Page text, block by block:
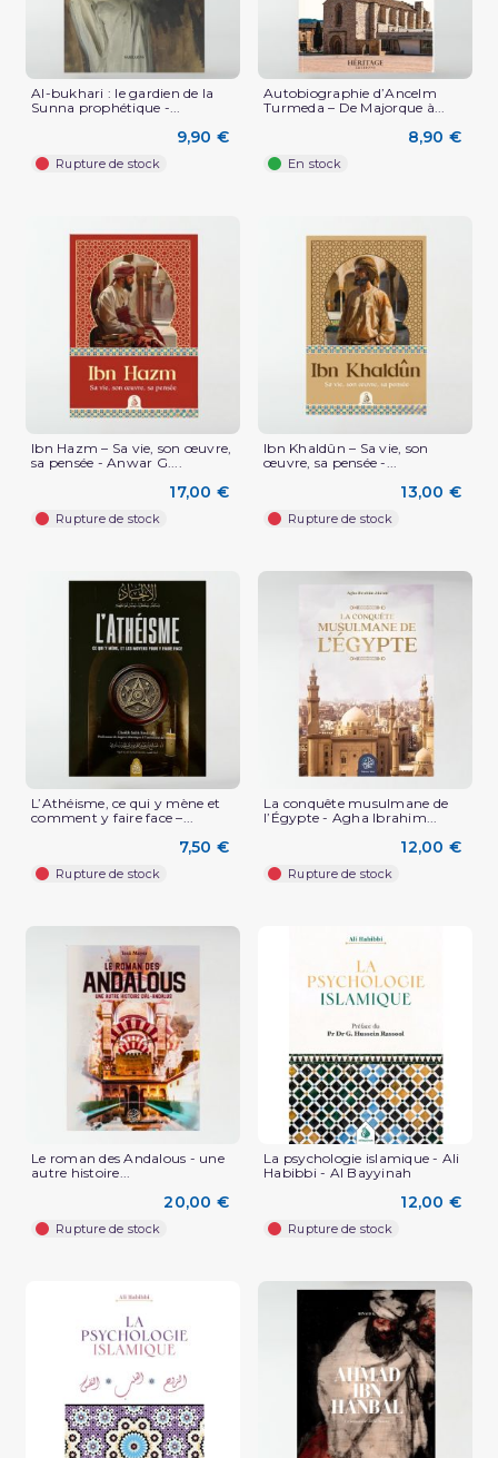
Al-bukhari : le gardien de la
Sunna prophétique -...
9,90 €
Rupture de stock
Autobiographie d’Ancelm
Turmeda – De Majorque à...
8,90 €
En stock
Ibn Hazm – Sa vie, son œuvre,
sa pensée - Anwar G....
17,00 €
Rupture de stock
Ibn Khaldûn – Sa vie, son
œuvre, sa pensée -...
13,00 €
Rupture de stock
L’Athéisme, ce qui y mène et
comment y faire face –...
7,50 €
Rupture de stock
La conquête musulmane de
l’Égypte - Agha Ibrahim...
12,00 €
Rupture de stock
Le roman des Andalous - une
autre histoire...
20,00 €
Rupture de stock
La psychologie islamique - Ali
Habibbi - Al Bayyinah
12,00 €
Rupture de stock